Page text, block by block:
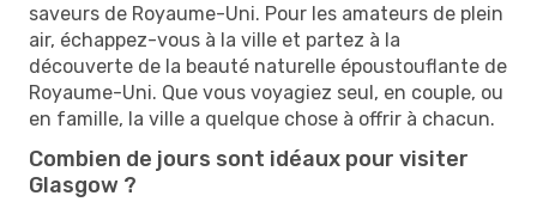
saveurs de Royaume-Uni. Pour les amateurs de plein
air, échappez-vous à la ville et partez à la
découverte de la beauté naturelle époustouflante de
Royaume-Uni. Que vous voyagiez seul, en couple, ou
en famille, la ville a quelque chose à offrir à chacun.
Combien de jours sont idéaux pour visiter
Glasgow ?